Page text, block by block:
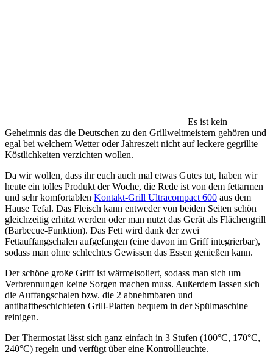
Es ist kein
Geheimnis das die Deutschen zu den Grillweltmeistern gehören und
egal bei welchem Wetter oder Jahreszeit nicht auf leckere gegrillte
Köstlichkeiten verzichten wollen.
Da wir wollen, dass ihr euch auch mal etwas Gutes tut, haben wir
heute ein tolles Produkt der Woche, die Rede ist von dem fettarmen
und sehr komfortablen Kontakt-Grill Ultracompact 600 aus dem
Hause Tefal. Das Fleisch kann entweder von beiden Seiten schön
gleichzeitig erhitzt werden oder man nutzt das Gerät als Flächengrill
(Barbecue-Funktion). Das Fett wird dank der zwei
Fettauffangschalen aufgefangen (eine davon im Griff integrierbar),
sodass man ohne schlechtes Gewissen das Essen genießen kann.
Der schöne große Griff ist wärmeisoliert, sodass man sich um
Verbrennungen keine Sorgen machen muss. Außerdem lassen sich
die Auffangschalen bzw. die 2 abnehmbaren und
antihaftbeschichteten Grill-Platten bequem in der Spülmaschine
reinigen.
Der Thermostat lässt sich ganz einfach in 3 Stufen (100°C, 170°C,
240°C) regeln und verfügt über eine Kontrollleuchte.